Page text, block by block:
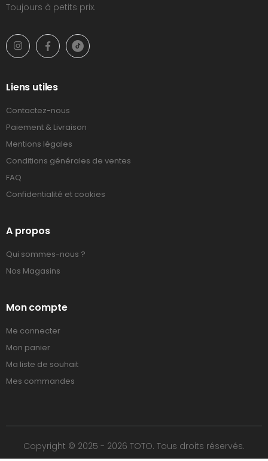
Toujours à petits prix.
Liens utiles
Contactez-nous
Paiement & Livraison
Mentions légales
Conditions générales de ventes
FAQ
Confidentialité et cookies
A propos
Qui sommes-nous ?
Nos Magasins
Mon compte
Me connecter
Mon panier
Ma liste de souhait
Mes commandes
Copyright © 2025 - 2026 TOTO. Tous droits réservés.